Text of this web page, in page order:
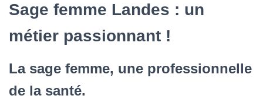
Sage femme Landes : un
métier passionnant !
La sage femme, une professionnelle
de la santé.